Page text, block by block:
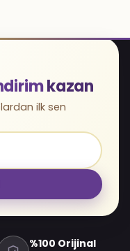
kazan
ilk sen
%100 Orijinal